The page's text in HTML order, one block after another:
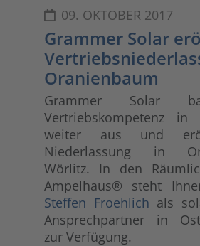
09. OKTOBER 2017
Grammer Solar
Oranienbaum
Grammer Solar
Vertriebskompetenz in
weiter aus und
Niederlassung in
Wörlitz. In den
Ampelhaus® steht
Steffen Froehlich als
Ansprechpartner in
zur Verfügung.